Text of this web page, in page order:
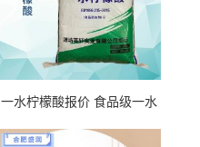
一水柠檬酸报价 食品级一水